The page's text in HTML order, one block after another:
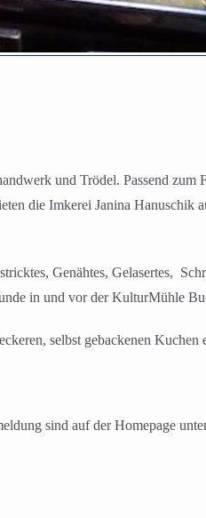
und Trödel. Passend zum
die Imkerei Janina Hanuschik
Genähtes, Gelasertes,
in und vor der KulturMühle
selbst gebackenen Kuchen
sind auf der Homepage